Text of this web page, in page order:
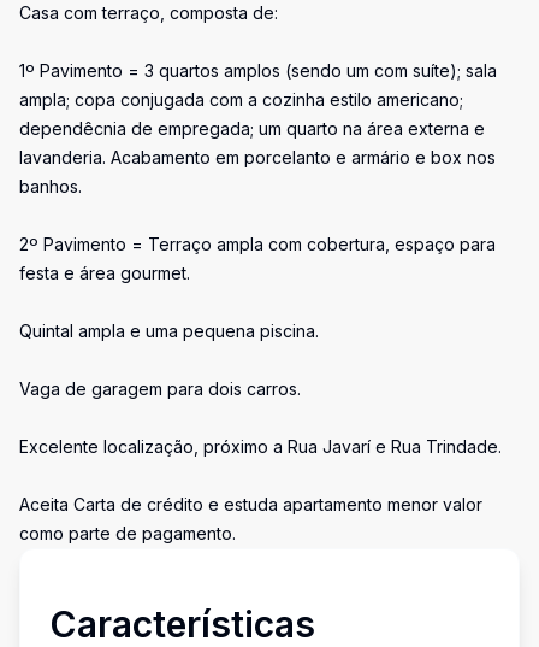
Casa com terraço, composta de:
1º Pavimento = 3 quartos amplos (sendo um com suíte); sala
ampla; copa conjugada com a cozinha estilo americano;
dependêcnia de empregada; um quarto na área externa e
lavanderia. Acabamento em porcelanto e armário e box nos
banhos.
2º Pavimento = Terraço ampla com cobertura, espaço para
festa e área gourmet.
Quintal ampla e uma pequena piscina.
Vaga de garagem para dois carros.
Excelente localização, próximo a Rua Javarí e Rua Trindade.
Aceita Carta de crédito e estuda apartamento menor valor
como parte de pagamento.
Características